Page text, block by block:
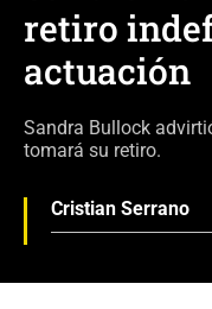
retiro
actuación
Sandra Bullock
tomará su retiro.
Cristian Serrano